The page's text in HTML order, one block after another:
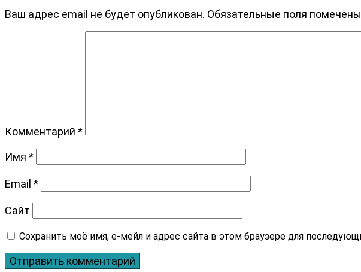
Ваш адрес email не будет опубликован. Обязательные поля помечены
Комментарий *
Имя *
Email *
Сайт